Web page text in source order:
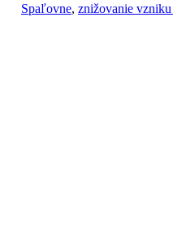
Spaľovne, znižovanie